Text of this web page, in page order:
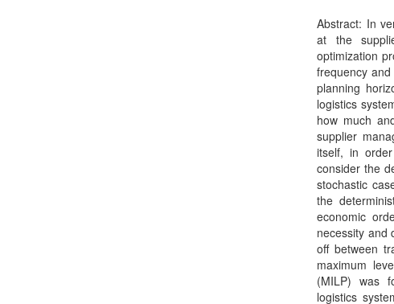
Abstract: In
at the
optimization
frequency
planning
logistics
how much
supplier
itself, in
consider the
stochastic
the
economic
necessity and
off between
maximum
(MILP) was
logistics